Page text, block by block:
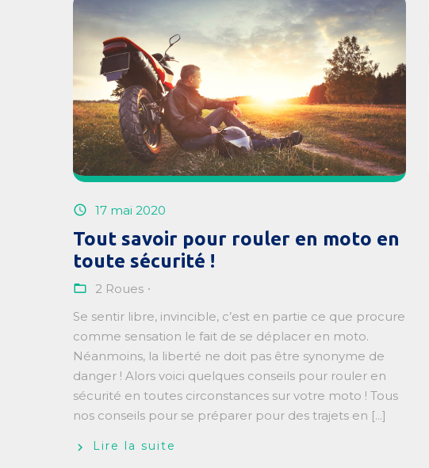
17 mai 2020
Tout savoir pour rouler en moto en
toute sécurité !
2 Roues
Se sentir libre, invincible, c’est en partie ce que procure
comme sensation le fait de se déplacer en moto.
Néanmoins, la liberté ne doit pas être synonyme de
danger ! Alors voici quelques conseils pour rouler en
sécurité en toutes circonstances sur votre moto ! Tous
nos conseils pour se préparer pour des trajets en [...]
Lire la suite